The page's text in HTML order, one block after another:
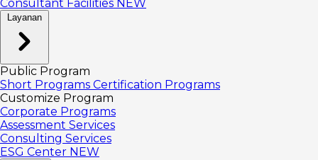
Consultant Facilities NEW
Layanan
Public Program
Short Programs Certification Programs
Customize Program
Corporate Programs
Assessment Services
Consulting Services
ESG Center NEW